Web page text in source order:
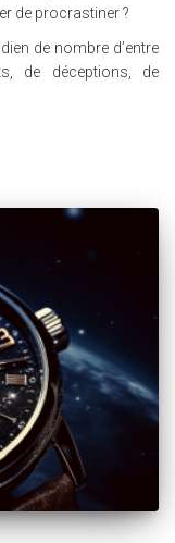
de procrastiner ?
de nombre d’entre
de déceptions, de